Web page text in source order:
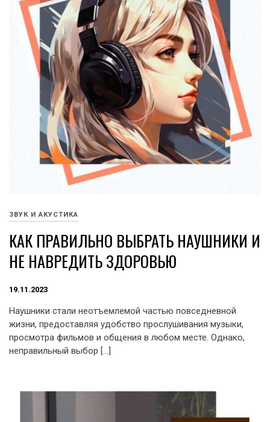
ЗВУК И АКУСТИКА
КАК ПРАВИЛЬНО ВЫБРАТЬ НАУШНИКИ И
НЕ НАВРЕДИТЬ ЗДОРОВЬЮ
19.11.2023
Наушники стали неотъемлемой частью повседневной
жизни, предоставляя удобство прослушивания музыки,
просмотра фильмов и общения в любом месте. Однако,
неправильный выбор […]